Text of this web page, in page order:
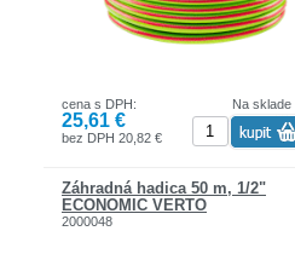
Na sklade
cena s DPH:
25,61 €
bez DPH 20,82 €
Záhradná hadica 50 m, 1/2"
ECONOMIC VERTO
2000048